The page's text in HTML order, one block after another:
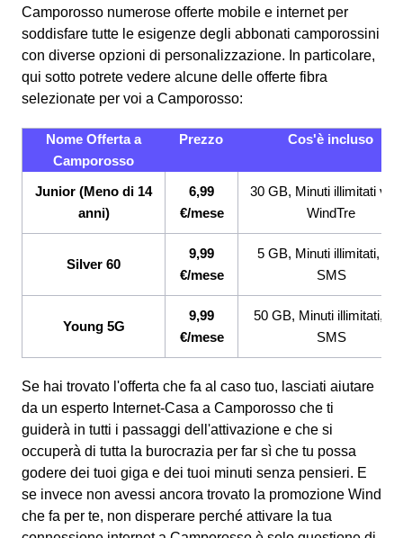
Camporosso numerose offerte mobile e internet per
soddisfare tutte le esigenze degli abbonati camporossini
con diverse opzioni di personalizzazione. In particolare,
qui sotto potrete vedere alcune delle offerte fibra
selezionate per voi a Camporosso:
Nome Offerta a
Camporosso
Prezzo Cos'è incluso
Junior (Meno di 14
anni)
6,99
€/mese
30 GB, Minuti illimitati
WindTre
Silver 60
9,99
€/mese
5 GB, Minuti illimitati,
SMS
Young 5G
9,99
€/mese
50 GB, Minuti illimitati,
SMS
Se hai trovato l'offerta che fa al caso tuo, lasciati aiutare
da un esperto Internet-Casa a Camporosso che ti
guiderà in tutti i passaggi dell'attivazione e che si
occuperà di tutta la burocrazia per far sì che tu possa
godere dei tuoi giga e dei tuoi minuti senza pensieri. E
se invece non avessi ancora trovato la promozione Wind
che fa per te, non disperare perché attivare la tua